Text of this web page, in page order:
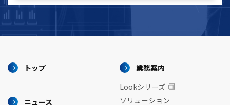
トップ
ニュース
業務案内
Lookシリーズ
ソリューション